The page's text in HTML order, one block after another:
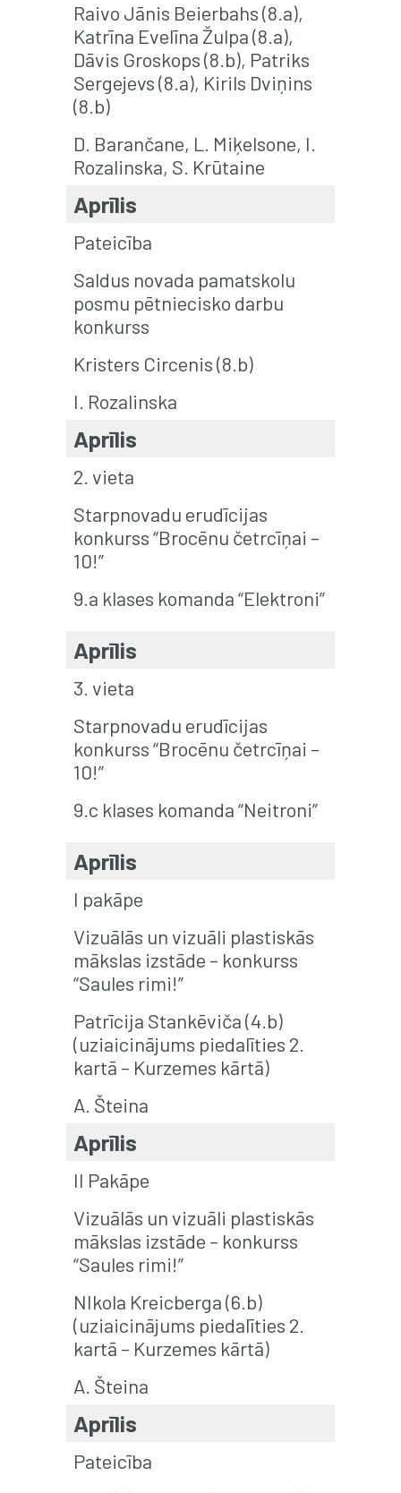
Raivo Jānis Beierbahs (8.a),
Katrīna Evelīna Žulpa (8.a),
Dāvis Groskops (8.b), Patriks
Sergejevs (8.a), Kirils Dviņins
(8.b)
D. Barančane, L. Miķelsone, I.
Rozalinska, S. Krūtaine
Aprīlis
Pateicība
Saldus novada pamatskolu
posmu pētniecisko darbu
konkurss
Kristers Circenis (8.b)
I. Rozalinska
Aprīlis
2. vieta
Starpnovadu erudīcijas
konkurss “Brocēnu četrcīņai –
10!”
9.a klases komanda “Elektroni”
Aprīlis
3. vieta
Starpnovadu erudīcijas
konkurss “Brocēnu četrcīņai –
10!”
9.c klases komanda “Neitroni”
Aprīlis
I pakāpe
Vizuālās un vizuāli plastiskās
mākslas izstāde – konkurss
“Saules rimi!”
Patrīcija Stankēviča (4.b)
(uziaicinājums piedalīties 2.
kartā – Kurzemes kārtā)
A. Šteina
Aprīlis
II Pakāpe
Vizuālās un vizuāli plastiskās
mākslas izstāde – konkurss
“Saules rimi!”
NIkola Kreicberga (6.b)
(uziaicinājums piedalīties 2.
kartā – Kurzemes kārtā)
A. Šteina
Aprīlis
Pateicība